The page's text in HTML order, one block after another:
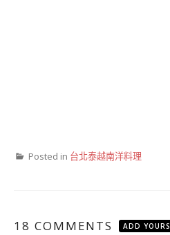
Posted in 台北泰越南洋料理
18 COMMENTS ADD YOURS